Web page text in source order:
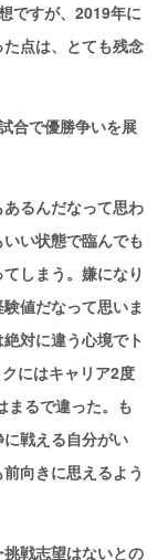
ですが、2019年に
点は、とても残念
合で優勝争いを展
あるんだなって思わ
い状態で臨んでも
しまう。嫌になり
値だなって思いま
対に違う心境でト
にはキャリア2度
まるで違った。も
戦える自分がい
向きに思えるよう
戦志望はないとの